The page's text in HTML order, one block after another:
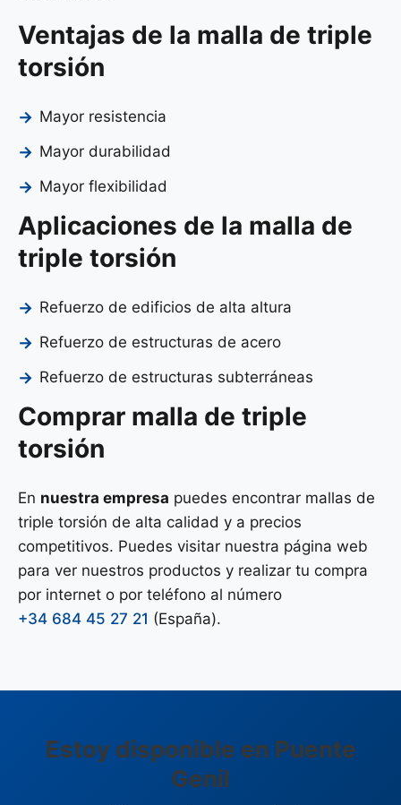
Ventajas de la malla de triple
torsión
Mayor resistencia
Mayor durabilidad
Mayor flexibilidad
Aplicaciones de la malla de
triple torsión
Refuerzo de edificios de alta altura
Refuerzo de estructuras de acero
Refuerzo de estructuras subterráneas
Comprar malla de triple
torsión
En nuestra empresa puedes encontrar mallas de
triple torsión de alta calidad y a precios
competitivos. Puedes visitar nuestra página web
para ver nuestros productos y realizar tu compra
por internet o por teléfono al número
+34 684 45 27 21 (España).
Estoy disponible en Puente
Genil